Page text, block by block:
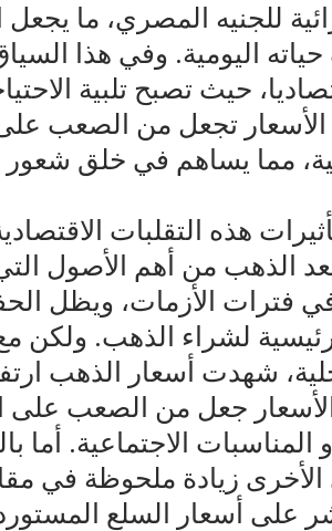
للجنيه المصري، ما
اليومية. وفي هذا
حيث تصبح تلبية
الأسعار تجعل من الصعب
مما يساهم في خلق شعور
هذه التقلبات
يعد الذهب من أهم الأصول
فترات الأزمات، ويظل
لشراء الذهب. ولكن
شهدت أسعار الذهب
الأسعار جعل من الصعب
المناسبات الاجتماعية. أما
زيادة ملحوظة في
على أسعار السلع